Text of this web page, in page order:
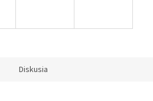
Diskusia